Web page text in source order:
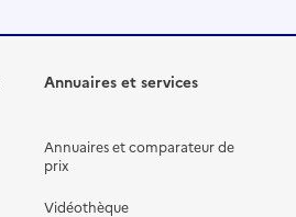
Annuaires et services
Annuaires et comparateur de
prix
Vidéothèque